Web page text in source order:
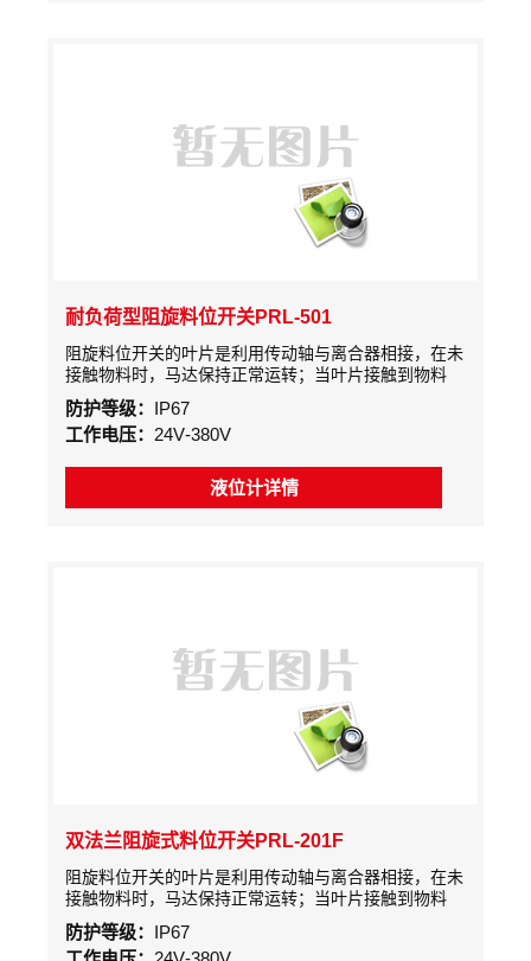
耐负荷型阻旋料位开关PRL-501
阻旋料位开关的叶片是利用传动轴与离合器相接，在未
接触物料时，马达保持正常运转；当叶片接触到物料
时，马达电源断开并停止转动，检测机构同时输出一接
点信号表示料位已到设定高度。
防护等级： IP67
工作电压： 24V-380V
液位计详情
双法兰阻旋式料位开关PRL-201F
阻旋料位开关的叶片是利用传动轴与离合器相接，在未
接触物料时，马达保持正常运转；当叶片接触到物料
时，马达电源断开并停止转动，检测机构同时输出一接
点信号表示料位已到设定高度。
防护等级： IP67